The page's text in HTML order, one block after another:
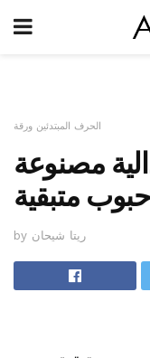
الحرف المبتدئين ورقة
مصنوعة
متبقية
by ريتا شيحان